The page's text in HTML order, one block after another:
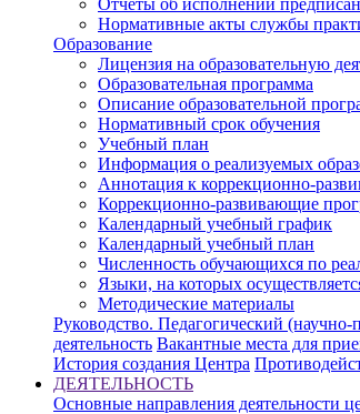
Отчеты об исполнении
Нормативные акты службы
Образование
Лицензия на образовательную
Образовательная программа
Описание образовательной
Нормативный срок обучения
Учебный план
Информация о реализуемых
Аннотация к коррекционно-
Коррекционно-развивающие
Календарный учебный график
Календарный учебный план
Численность обучающихся по
Языки, на которых
Методические материалы
Руководство. Педагогический (научно-
деятельность Вакантные места для
История создания Центра
ДЕЯТЕЛЬНОСТЬ
Основные направления деятельности